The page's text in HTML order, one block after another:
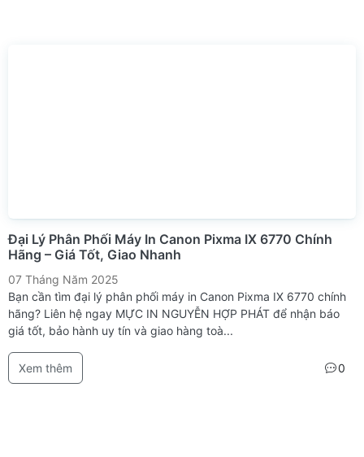
Đại Lý Phân Phối Máy In Canon Pixma IX 6770 Chính
Hãng – Giá Tốt, Giao Nhanh
07 Tháng Năm 2025
Bạn cần tìm đại lý phân phối máy in Canon Pixma IX 6770 chính
hãng? Liên hệ ngay MỰC IN NGUYỄN HỢP PHÁT để nhận báo
giá tốt, bảo hành uy tín và giao hàng toà...
Xem thêm 0